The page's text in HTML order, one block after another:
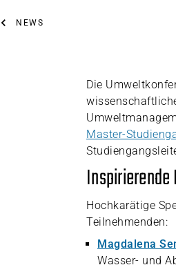
NEWS
Die
Master-
Hochkarätige
Teilnehmenden:
Magdalena
Wasser- und